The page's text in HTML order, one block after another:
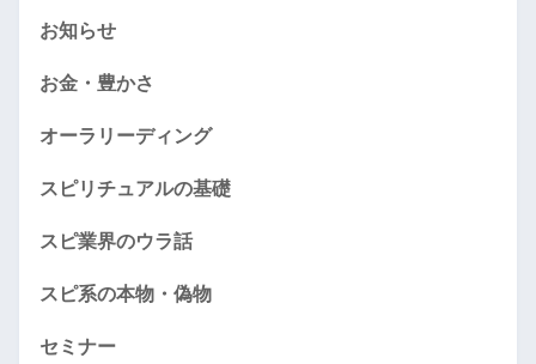
お知らせ
お金・豊かさ
オーラリーディング
スピリチュアルの基礎
スピ業界のウラ話
スピ系の本物・偽物
セミナー